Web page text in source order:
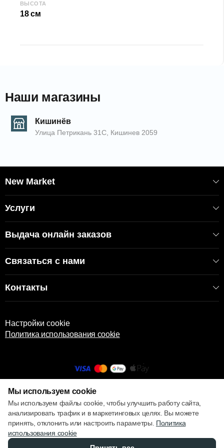
КОД:2000007567
ВЫСОТА
18 см
Наши магазины
Кишинёв
Улица Петрикань 31С, Кишинев 2059
New Market
Услуги
Выдача онлайн заказов
Связаться с нами
Контакты
Настройки cookie
Политика использования cookie
© 2013 – 2026 ECOM
Мы используем cookie
Мы используем файлы cookie, чтобы улучшить работу сайта,
анализировать трафик и в маркетинговых целях. Вы можете
принять, отклонить или настроить параметры. Политика
использования cookie